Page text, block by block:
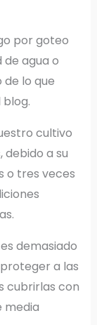
por goteo
agua o
de lo que
cultivo
debido a su
o tres veces
demasiado
a las
cubrirlas con
media